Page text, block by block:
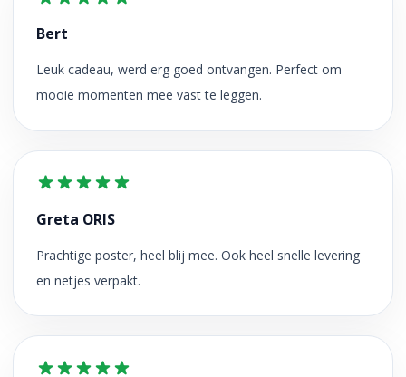
Bert
Leuk cadeau, werd erg goed ontvangen. Perfect om
mooie momenten mee vast te leggen.
Greta ORIS
Prachtige poster, heel blij mee. Ook heel snelle levering
en netjes verpakt.